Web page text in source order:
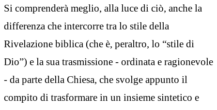
Si comprenderà meglio, alla luce di ciò, anche la
differenza che intercorre tra lo stile della
Rivelazione biblica (che è, peraltro, lo “stile di
Dio”) e la sua trasmissione - ordinata e ragionevole
- da parte della Chiesa, che svolge appunto il
compito di trasformare in un insieme sintetico e